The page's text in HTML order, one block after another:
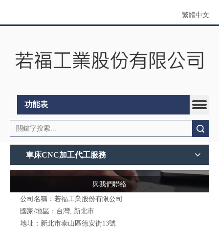
繁體中文
功能表
車床CNC加工代工服務
與我們聯絡
公司名稱：若福工業股份有限公司
國家/地區：台灣, 新北市
地址： 新北市泰山區德安街13號